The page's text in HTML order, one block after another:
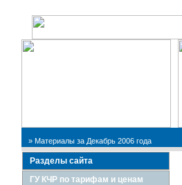
» Материалы за Декабрь 2006 года
Разделы сайта
ГУ КЧР по тарифам и ценам